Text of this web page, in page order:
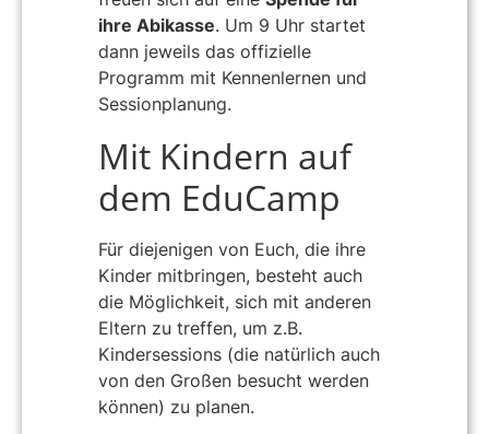
ihre Abikasse. Um 9 Uhr startet
dann jeweils das offizielle
Programm mit Kennenlernen und
Sessionplanung.
Mit Kindern auf
dem EduCamp
Für diejenigen von Euch, die ihre
Kinder mitbringen, besteht auch
die Möglichkeit, sich mit anderen
Eltern zu treffen, um z.B.
Kindersessions (die natürlich auch
von den Großen besucht werden
können) zu planen.